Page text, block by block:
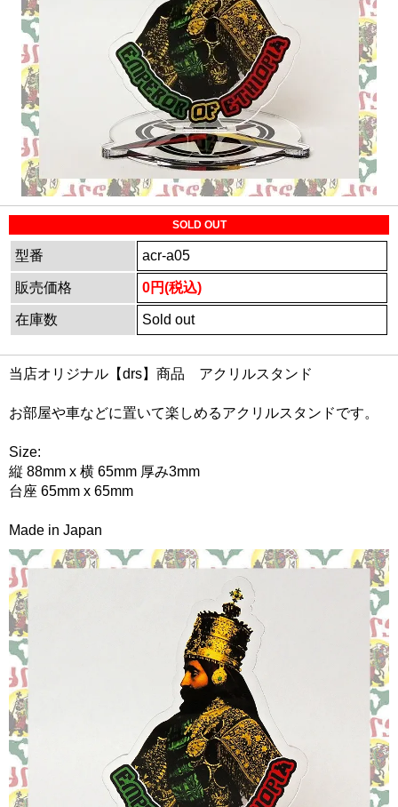
SOLD OUT
型番 acr-a05
販売価格 0円(税込)
在庫数 Sold out
当店オリジナル【drs】商品 アクリルスタンド
お部屋や車などに置いて楽しめるアクリルスタンドです。
Size:
縦 88mm x 横 65mm 厚み3mm
台座 65mm x 65mm
Made in Japan